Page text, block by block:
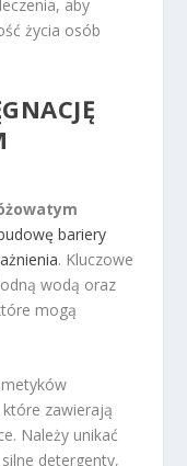
aby
życia osób
bariery
. Kluczowe
wodą oraz
mogą
zawierają
Należy unikać
detergenty,